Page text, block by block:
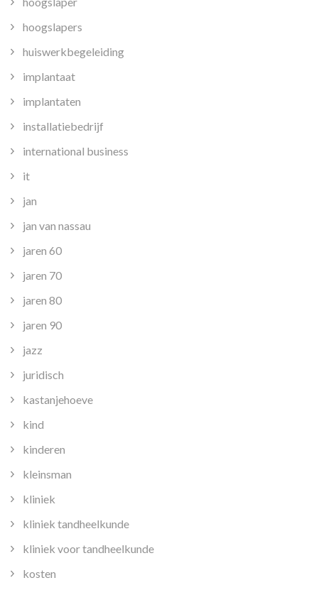
hoogslapers
huiswerkbegeleiding
implantaat
implantaten
installatiebedrijf
international business
it
jan
jan van nassau
jaren 60
jaren 70
jaren 80
jaren 90
jazz
juridisch
kastanjehoeve
kind
kinderen
kleinsman
kliniek
kliniek tandheelkunde
kliniek voor tandheelkunde
kosten